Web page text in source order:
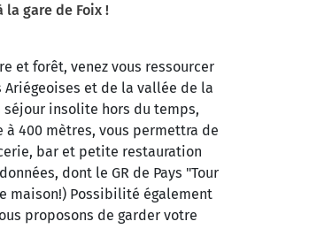
la gare de Foix !
et forêt, venez vous ressourcer
Ariégeoises et de la vallée de la
séjour insolite hors du temps,
400 mètres, vous permettra de
bar et petite restauration
dont le GR de Pays "Tour
maison!) Possibilité également
proposons de garder votre